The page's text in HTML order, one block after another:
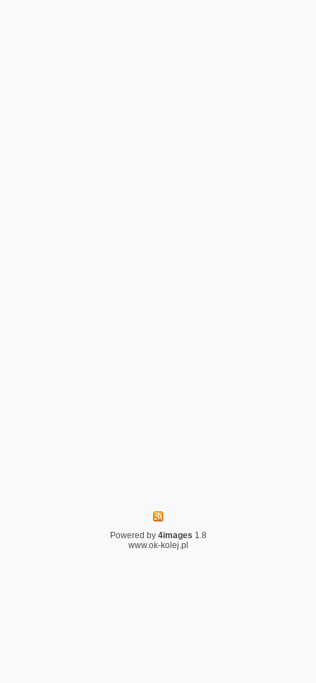
Powered by 4images 1.8
www.ok-kolej.pl